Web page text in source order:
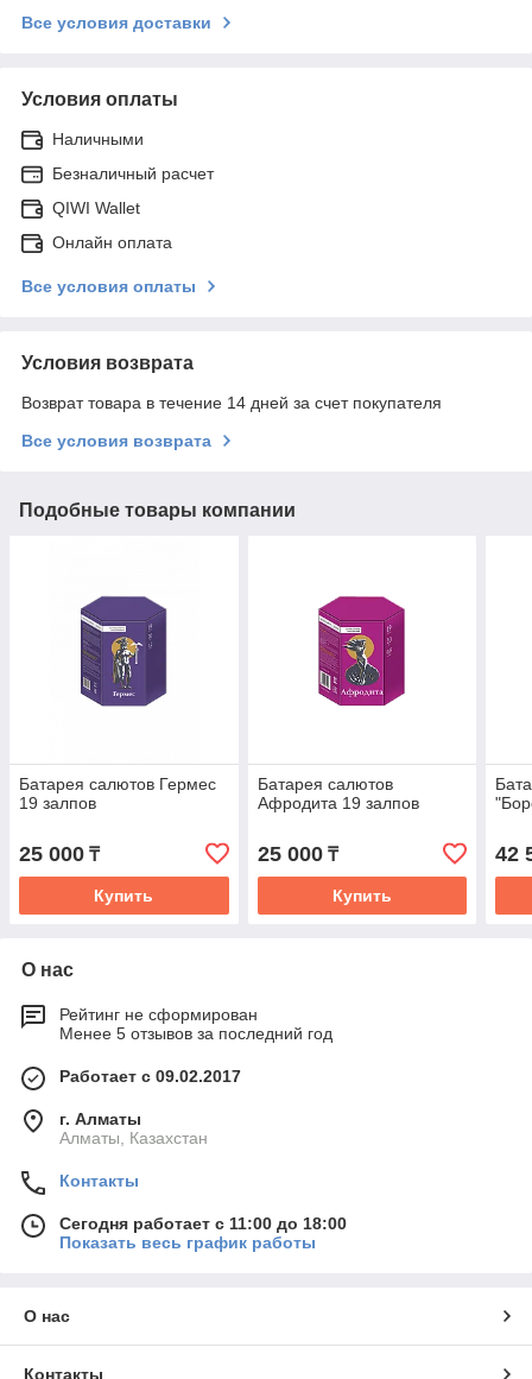
Все условия доставки
Условия оплаты
Наличными
Безналичный расчет
QIWI Wallet
Онлайн оплата
Все условия оплаты
Условия возврата
Возврат товара в течение 14 дней за счет покупателя
Все условия возврата
Подобные товары компании
Батарея салютов Гермес
19 залпов
25 000 ₸
Купить
Батарея салютов
Афродита 19 залпов
25 000₸
Купить
42
О нас
Рейтинг не сформирован
Менее 5 отзывов за последний год
Работает с 09.02.2017
г. Алматы
Алматы, Казахстан
Контакты
Сегодня работает с 11:00 до 18:00
Показать весь график работы
О нас
Контакты